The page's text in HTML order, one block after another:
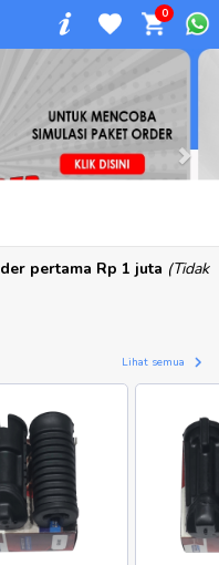
0
pertama Rp 1 juta (Tidak
Lihat semua